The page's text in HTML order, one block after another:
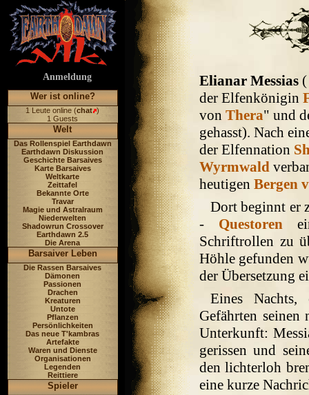
Anmeldung
Wer ist online?
1 Leute online (chat )
1 Guests
Welt
Das Rollenspiel Earthdawn
Earthdawn Diskussion
Geschichte Barsaives
Karte Barsaives
Weltkarte
Zeittafel
Bekannte Orte
Travar
Magie und Astralraum
Niederwelten
Shadowrun Crossover
Earthdawn 2.5
Die Arena
Barsaiver Leben
Die Rassen Barsaives
Dämonen
Passionen
Drachen
Kreaturen
Untote
Pflanzen
Persönlichkeiten
Das neue T'kambras
Artefakte
Waren und Dienste
Organisationen
Legenden
Reittiere
Spieler
Elianar Messias
der Elfenkönigin
von Thera" und
gehasst). Nach
der Elfennation
Wyrmwald
heutigen Bergen
Dort beginnt er
- Questoren
Schriftrollen zu
Höhle gefunden
der Übersetzung
Eines Nachts,
Gefährten seinen
Unterkunft:
gerissen und
den lichterloh
eine kurze